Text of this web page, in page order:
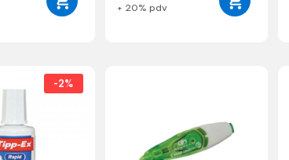
+ 20% pdv
-2%